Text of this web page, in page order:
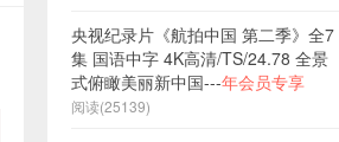
央视纪录片《航拍中国 第二季》全7
集 国语中字 4K高清/TS/24.78 全景
式俯瞰美丽新中国---年会员专享
阅读(25139)